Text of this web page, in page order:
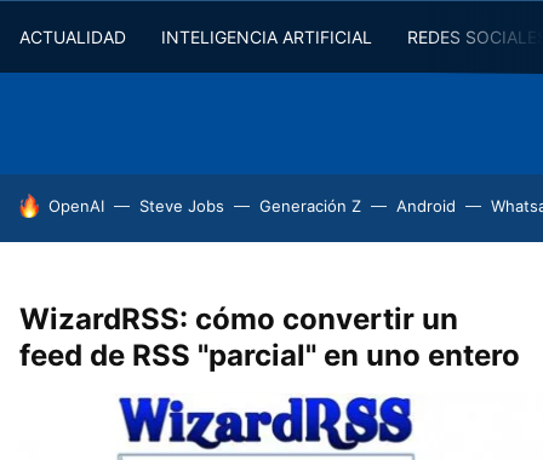
ACTUALIDAD INTELIGENCIA ARTIFICIAL REDES
HOY SE HABLA DE
OpenAI Steve Jobs Generación Z Android
WizardRSS: cómo convertir un
feed de RSS "parcial" en uno entero